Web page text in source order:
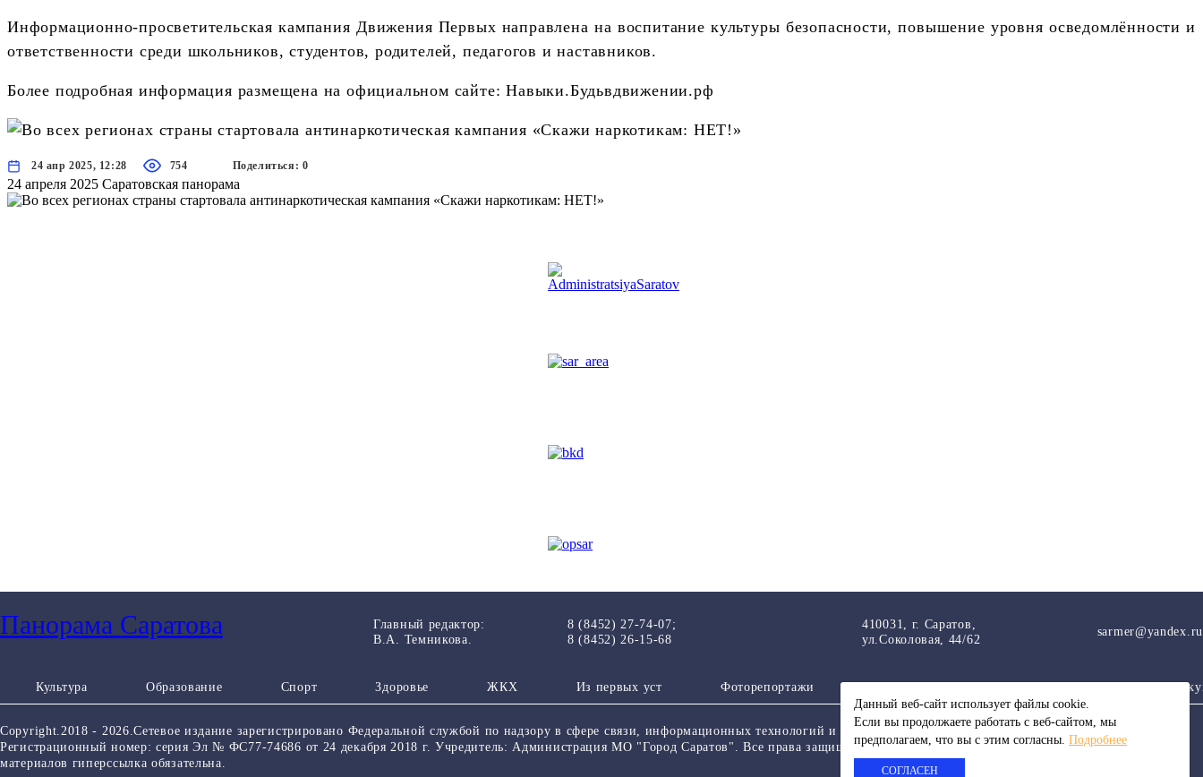
Информационно-просветительская кампания Движения Первых направлена на воспитание культуры безопасности, повышение уровня осведомлённости и
ответственности среди школьников, студентов, родителей, педагогов и наставников.
Более подробная информация размещена на официальном сайте: Навыки.Будьвдвижении.рф
24 апр 2025, 12:28 754 Поделиться: 0
24 апреля 2025 Саратовская панорама
Панорама Саратова
Главный редактор:
В.А. Темникова.
8 (8452) 27-74-07;
8 (8452) 26-15-68
410031, г. Саратов,
ул.Соколовая, 44/62
sarmer@yandex.ru
Культура Образование Спорт Здоровье ЖКХ Из пеpвых уст Фоторепортажи
Copyright.2018 - 2026.Сетевое издание зарегистрировано Федеральной службой по надзору в сфере связи, информационных технологий и массовых коммуникаций.
Регистрационный номер: серия Эл № ФС77-74686 от 24 декабря 2018 г. Учредитель: Администрация МО "Город Саратов". Все права защищены. При любом использовании
материалов гиперссылка обязательна.
Данный веб-сайт использует файлы сookie.
Если вы продолжаете работать с веб-сайтом, мы
предполагаем, что вы с этим согласны. Подробнее
СОГЛАСЕН